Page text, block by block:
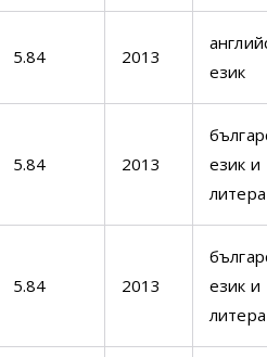
5.84 2013
език
5.84 2013
език и
5.84 2013
език и